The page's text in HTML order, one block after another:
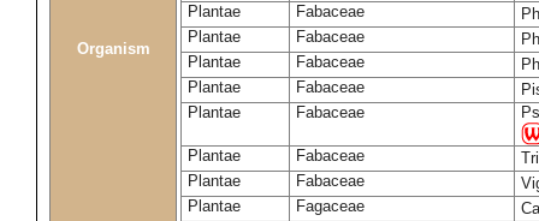
Organism
Plantae
Fabaceae
Plantae
Fabaceae
Plantae
Fabaceae
Plantae
Fabaceae
Plantae
Fabaceae
Plantae Fabaceae
Plantae
Fabaceae
Plantae
Fagaceae